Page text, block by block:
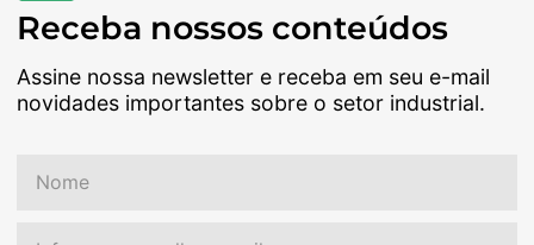
Receba nossos conteúdos
Assine nossa newsletter e receba em seu e-mail
novidades importantes sobre o setor industrial.